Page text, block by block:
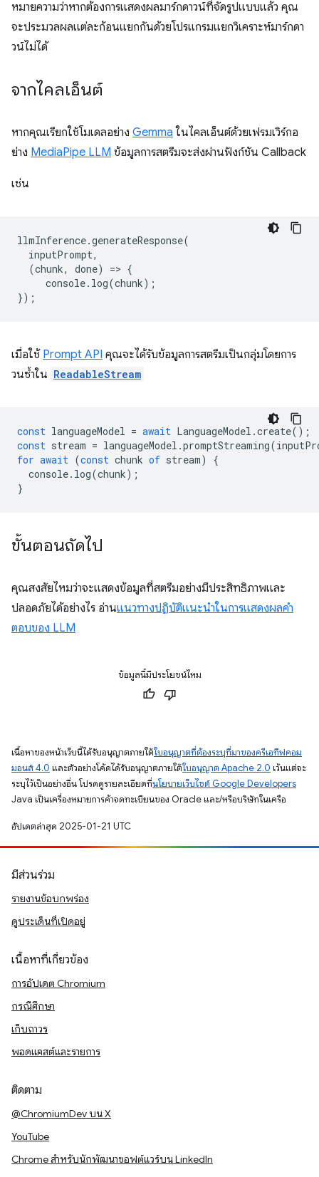
หมายความว่าหากต้องการแสดงผลมาร์กดาวน์ที่จัดรูปแบบแล้ว คุณ
จะประมวลผลแต่ละก้อนแยกกันด้วยโปรแกรมแยกวิเคราะห์มาร์กดา
วน์ไม่ได้
จากไคลเอ็นต์
หากคุณเรียกใช้โมเดลอย่าง Gemma ในไคลเอ็นต์ด้วยเฟรมเวิร์กอ
ย่าง MediaPipe LLM ข้อมูลการสตรีมจะส่งผ่านฟังก์ชัน Callback
เช่น
llmInference.generateResponse(
inputPrompt,
(chunk, done) => {
console. log(chunk);
});
เมื่อใช้ Prompt API คุณจะได้รับข้อมูลการสตรีมเป็นกลุ่มโดยการ
วนซ้ำใน ReadableStream
const languageModel = await LanguageModel .create();
const stream = languageModel .promptStreaming(
for await (const chunk of stream)
{
console. log(chunk);
}
ขั้นตอนถัดไป
คุณสงสัยไหมว่าจะแสดงข้อมูลที่สตรีมอย่างมีประสิทธิภาพและ
ปลอดภัยได้อย่างไร อ่านแนวทางปฏิบัติแนะนำในการแสดงผลคำ
ตอบของ LLM
ข้อมูลนี้มีประโยชน์ไหม
เนื้อหาของหน้าเว็บนี้ได้รับอนุญาตภายใต้ใบอนุญาตที่ต้องระบุที่มาของครีเอทีฟคอม
มอนส์ 4.0 และตัวอย่างโค้ดได้รับอนุญาตภายใต้ใบอนุญาต Apache 2.0 เว้นแต่จะ
ระบุไว้เป็นอย่างอื่น โปรดดูรายละเอียดที่นโยบายเว็บไซต์ Google Developers
Java เป็นเครื่องหมายการค้าจดทะเบียนของ Oracle และ/หรือบริษัทในเครือ
อัปเดตล่าสุด 2025-01-21 UTC
มีส่วนร่วม
รายงานข้อบกพร่อง
ดูประเด็นที่เปิดอยู่
เนื้อหาที่เกี่ยวข้อง
การอัปเดต Chromium
กรณีศึกษา
เก็บถาวร
พอดแคสต์และรายการ
ติดตาม
@ChromiumDev บน X
YouTube
Chrome สำหรับนักพัฒนาซอฟต์แวร์บน LinkedIn